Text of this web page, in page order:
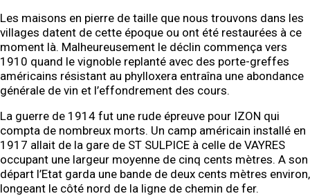
Les maisons en pierre de taille que nous trouvons dans les
villages datent de cette époque ou ont été restaurées à ce
moment là. Malheureusement le déclin commença vers
1910 quand le vignoble replanté avec des porte-greffes
américains résistant au phylloxera entraîna une abondance
générale de vin et l’effondrement des cours.
La guerre de 1914 fut une rude épreuve pour IZON qui
compta de nombreux morts. Un camp américain installé en
1917 allait de la gare de ST SULPICE à celle de VAYRES
occupant une largeur moyenne de cinq cents mètres. A son
départ l’Etat garda une bande de deux cents mètres environ,
longeant le côté nord de la ligne de chemin de fer.